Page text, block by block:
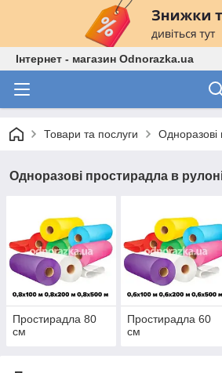
Інтернет - магазин Odnorazka.ua
Товари та послуги Одноразові
Одноразові простирадла в
Простирадла 80
см
Простирадла 60
см